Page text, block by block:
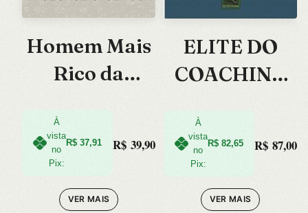
Homem Mais
Rico da
À
vista
no
Pix:
R$ 37,91 R$ 39,90
VER MAIS
ELITE DO
COACHING
– VOL.2
À
vista
no
Pix:
R$ 82,65 R$ 87,00
VER MAIS